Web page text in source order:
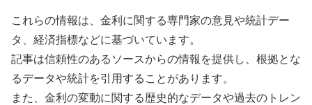
これらの情報は、金利に関する専門家の意見や統計デー
タ、経済指標などに基づいています。
記事は信頼性のあるソースからの情報を提供し、根拠とな
るデータや統計を引用することがあります。
また、金利の変動に関する歴史的なデータや過去のトレン